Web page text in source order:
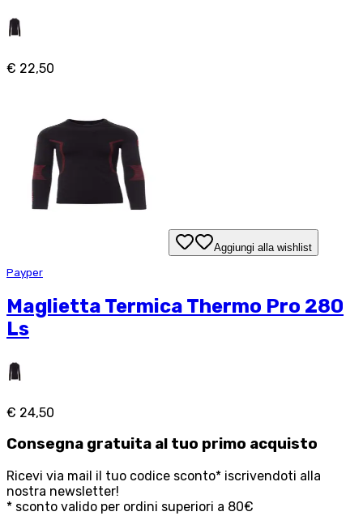
€ 22,50
Aggiungi alla wishlist
Payper
Maglietta Termica Thermo Pro 280
Ls
€ 24,50
Consegna gratuita al tuo primo acquisto
Ricevi via mail il tuo codice sconto* iscrivendoti alla
nostra newsletter!
* sconto valido per ordini superiori a 80€